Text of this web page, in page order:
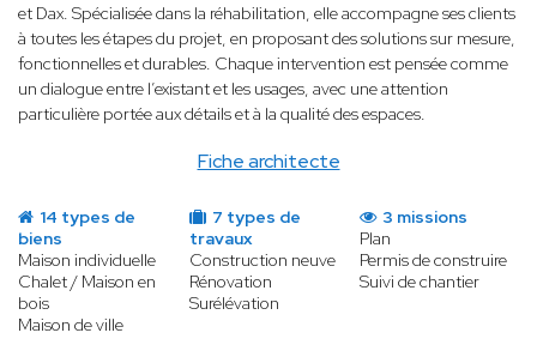
Fiche architecte
et Dax. Spécialisée dans la réhabilitation, elle accompagne ses clients
à toutes les étapes du projet, en proposant des solutions sur mesure,
fonctionnelles et durables. Chaque intervention est pensée comme
un dialogue entre l’existant et les usages, avec une attention
particulière portée aux détails et à la qualité des espaces.
14 types de
biens
Maison individuelle
Chalet / Maison en
bois
Maison de ville
7 types de
travaux
Construction neuve
Rénovation
Surélévation
3 missions
Plan
Permis de construire
Suivi de chantier